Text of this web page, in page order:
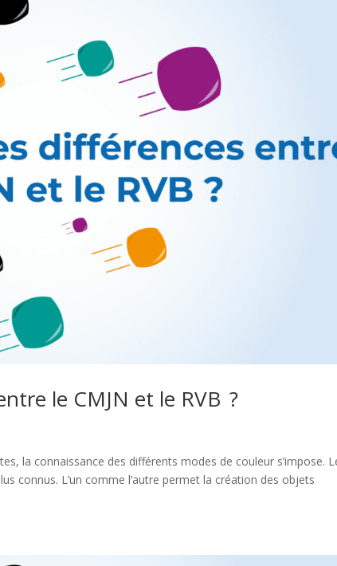
le CMJN et le RVB ?
la connaissance des différents modes de couleur s’impose.
connus. L’un comme l’autre permet la création des objets